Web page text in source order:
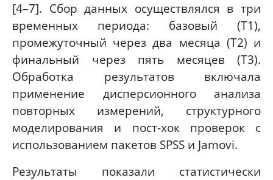
[4–7]. Сбор данных осуществлялся в три
временных периода: базовый (Т1),
промежуточный через два месяца (Т2) и
финальный через пять месяцев (Т3).
Обработка результатов включала
применение дисперсионного анализа
повторных измерений, структурного
моделирования и пост-хок проверок с
использованием пакетов SPSS и Jamovi.
Результаты показали статистически